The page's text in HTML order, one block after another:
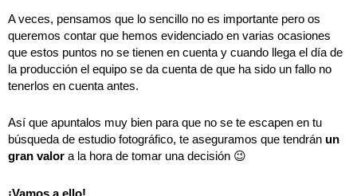
A veces, pensamos que lo sencillo no es importante pero os
queremos contar que hemos evidenciado en varias ocasiones
que estos puntos no se tienen en cuenta y cuando llega el día de
la producción el equipo se da cuenta de que ha sido un fallo no
tenerlos en cuenta antes.
Así que apuntalos muy bien para que no se te escapen en tu
búsqueda de estudio fotográfico, te aseguramos que tendrán un
gran valor a la hora de tomar una decisión 😉
¡Vamos a ello!